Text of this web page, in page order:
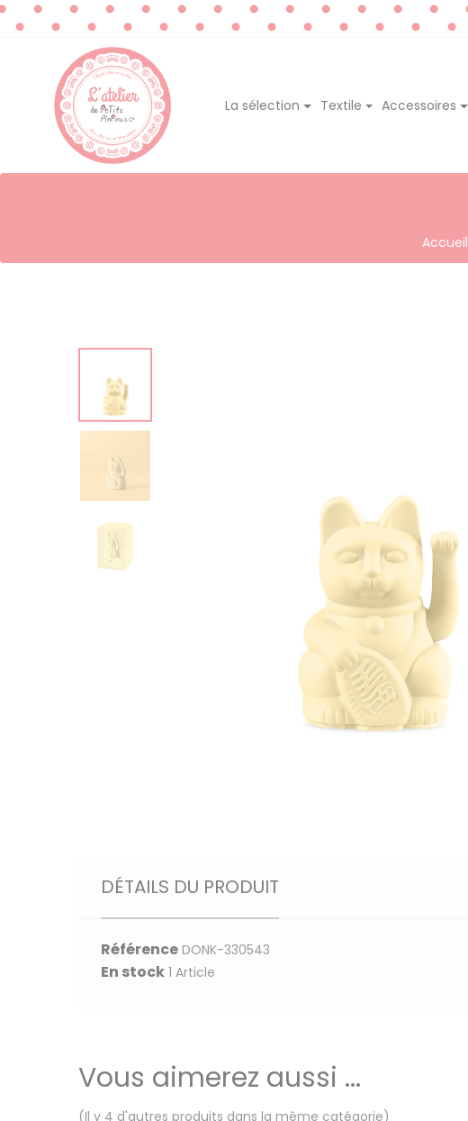
La sélection Textile Accessoires
Accueil
DÉTAILS DU PRODUIT
Référence DONK-330543
En stock 1 Article
Vous aimerez aussi ...
(Il y 4 d'autres produits dans la même catégorie)